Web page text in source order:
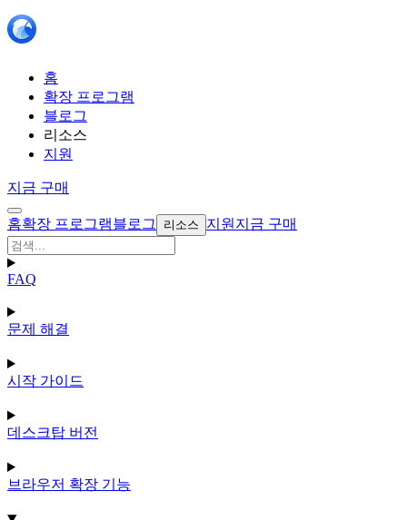
홈
확장 프로그램
블로그
리소스
지원
지금 구매
홈확장 프로그램블로그 리소스 지원 지금 구매
FAQ
문제 해결
시작 가이드
데스크탑 버전
브라우저 확장 기능